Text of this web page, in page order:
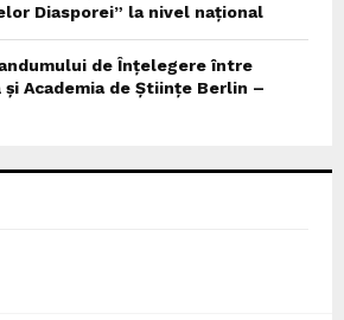
Diasporei” la nivel național
de Înțelegere între
și Academia de Științe Berlin –